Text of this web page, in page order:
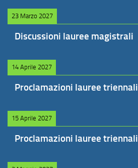
23 Marzo 2027
Discussioni lauree magistrali
14 Aprile 2027
Proclamazioni lauree triennali
15 Aprile 2027
Proclamazioni lauree triennali